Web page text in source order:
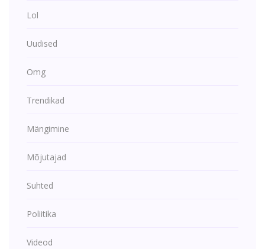
Lol
Uudised
Omg
Trendikad
Mängimine
Mõjutajad
Suhted
Poliitika
Videod